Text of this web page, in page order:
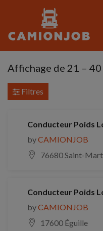
Affichage de 21 – 40
Filtres
Conducteur Poids
byCAMIONJOB
76680 Saint-
Conducteur Poids
byCAMIONJOB
17600 Éguille